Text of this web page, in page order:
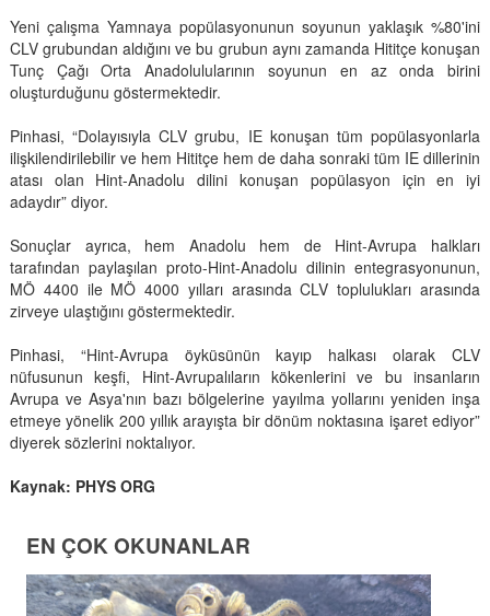
Yeni çalışma Yamnaya popülasyonunun soyunun yaklaşık %80'ini
CLV grubundan aldığını ve bu grubun aynı zamanda Hititçe konuşan
Tunç Çağı Orta Anadolulularının soyunun en az onda birini
oluşturduğunu göstermektedir.
Pinhasi, “Dolayısıyla CLV grubu, IE konuşan tüm popülasyonlarla
ilişkilendirilebilir ve hem Hititçe hem de daha sonraki tüm IE dillerinin
atası olan Hint-Anadolu dilini konuşan popülasyon için en iyi
adaydır” diyor.
Sonuçlar ayrıca, hem Anadolu hem de Hint-Avrupa halkları
tarafından paylaşılan proto-Hint-Anadolu dilinin entegrasyonunun,
MÖ 4400 ile MÖ 4000 yılları arasında CLV toplulukları arasında
zirveye ulaştığını göstermektedir.
Pinhasi, “Hint-Avrupa öyküsünün kayıp halkası olarak CLV
nüfusunun keşfi, Hint-Avrupalıların kökenlerini ve bu insanların
Avrupa ve Asya'nın bazı bölgelerine yayılma yollarını yeniden inşa
etmeye yönelik 200 yıllık arayışta bir dönüm noktasına işaret ediyor”
diyerek sözlerini noktalıyor.
Kaynak: PHYS ORG
EN ÇOK OKUNANLAR